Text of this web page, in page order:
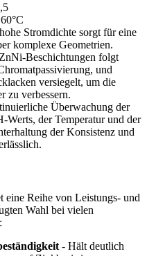
Stromdichte sorgt für eine
komplexe Geometrien.
Beschichtungen folgt
und
versiegelt, um die
zu verbessern.
Überwachung der
Werts, der Temperatur und der
der Konsistenz und
Reihe von Leistungs- und
Wahl bei vielen
- Hält deutlich